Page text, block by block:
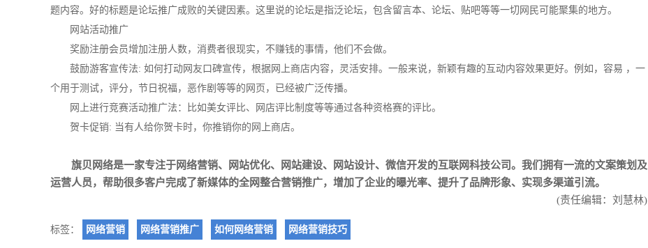
题内容。好的标题是论坛推广成败的关键因素。这里说的论坛是指泛论坛，包含留言本、论坛、贴吧等等一切网民可能聚集的地方。
网站活动推广
奖励注册会员增加注册人数，消费者很现实，不赚钱的事情，他们不会做。
鼓励游客宣传法: 如何打动网友口碑宣传，根据网上商店内容，灵活安排。一般来说，新颖有趣的互动内容效果更好。例如，容易 ，一
个用于测试，评分，节日祝福，恶作剧等等的网页，已经被广泛传播。
网上进行竞赛活动推广法：比如美女评比、网店评比制度等等通过各种资格赛的评比。
贺卡促销: 当有人给你贺卡时，你推销你的网上商店。
旗贝网络是一家专注于网络营销、 网站优化、 网站建设、 网站设计、 微信开发的互联网科技公司。我们拥有一流的文案策划及
运营人员，帮助很多客户完成了新媒体的全网整合营销推广，增加了企业的曝光率、提升了品牌形象、实现多渠道引流。
(责任编辑：刘慧林)
标签： 网络营销 网络营销推广 如何网络营销 网络营销技巧